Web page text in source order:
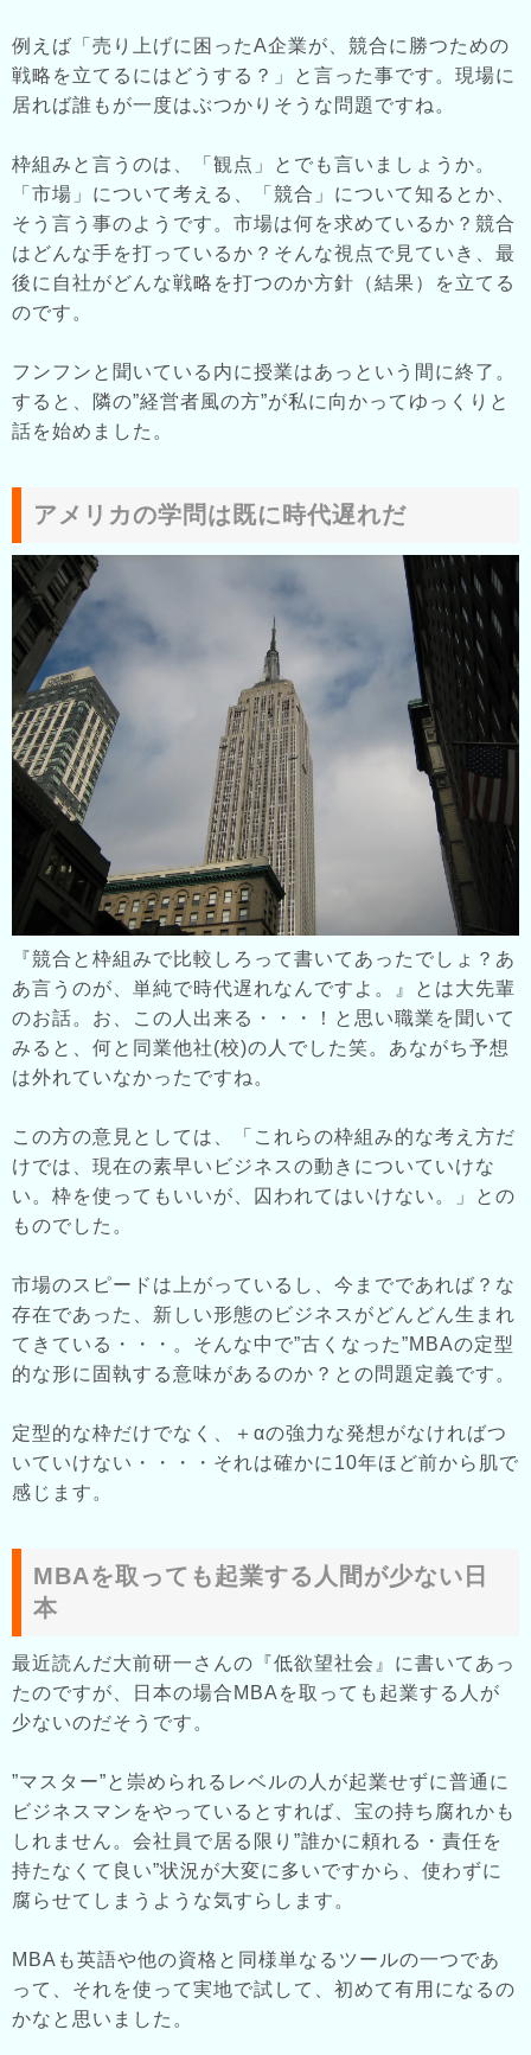
例えば「売り上げに困ったA企業が、競合に勝つための
戦略を立てるにはどうする？」と言った事です。現場に
居れば誰もが一度はぶつかりそうな問題ですね。
枠組みと言うのは、「観点」とでも言いましょうか。
「市場」について考える、「競合」について知るとか、
そう言う事のようです。市場は何を求めているか？競合
はどんな手を打っているか？そんな視点で見ていき、最
後に自社がどんな戦略を打つのか方針（結果）を立てる
のです。
フンフンと聞いている内に授業はあっという間に終了。
すると、隣の”経営者風の方”が私に向かってゆっくりと
話を始めました。
アメリカの学問は既に時代遅れだ
『競合と枠組みで比較しろって書いてあったでしょ？あ
あ言うのが、単純で時代遅れなんですよ。』とは大先輩
のお話。お、この人出来る・・・！と思い職業を聞いて
みると、何と同業他社(校)の人でした笑。あながち予想
は外れていなかったですね。
この方の意見としては、「これらの枠組み的な考え方だ
けでは、現在の素早いビジネスの動きについていけな
い。枠を使ってもいいが、囚われてはいけない。」との
ものでした。
市場のスピードは上がっているし、今までであれば？な
存在であった、新しい形態のビジネスがどんどん生まれ
てきている・・・。そんな中で”古くなった”MBAの定型
的な形に固執する意味があるのか？との問題定義です。
定型的な枠だけでなく、＋αの強力な発想がなければつ
いていけない・・・・それは確かに10年ほど前から肌で
感じます。
MBAを取っても起業する人間が少ない日
本
最近読んだ大前研一さんの『低欲望社会』に書いてあっ
たのですが、日本の場合MBAを取っても起業する人が
少ないのだそうです。
”マスター”と崇められるレベルの人が起業せずに普通に
ビジネスマンをやっているとすれば、宝の持ち腐れかも
しれません。会社員で居る限り”誰かに頼れる・責任を
持たなくて良い”状況が大変に多いですから、使わずに
腐らせてしまうような気すらします。
MBAも英語や他の資格と同様単なるツールの一つであ
って、それを使って実地で試して、初めて有用になるの
かなと思いました。